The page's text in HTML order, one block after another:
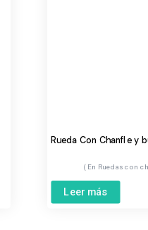
Rueda Con Chanfle y
Ruedas con
Leer más